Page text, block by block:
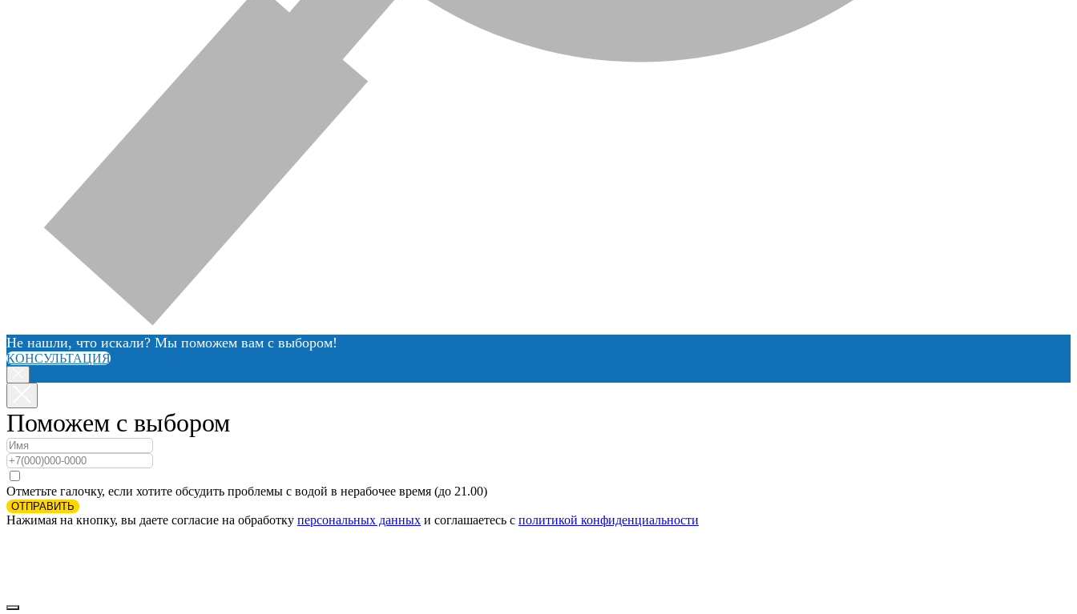
Не нашли, что искали? Мы поможем вам с выбором!
КОНСУЛЬТАЦИЯ
Поможем с выбором
Отметьте галочку, если хотите обсудить проблемы с водой в нерабочее время (до 21.00)
ОТПРАВИТЬ
Нажимая на кнопку, вы даете согласие на обработку персональных данных и соглашаетесь c политикой конфиденциальности